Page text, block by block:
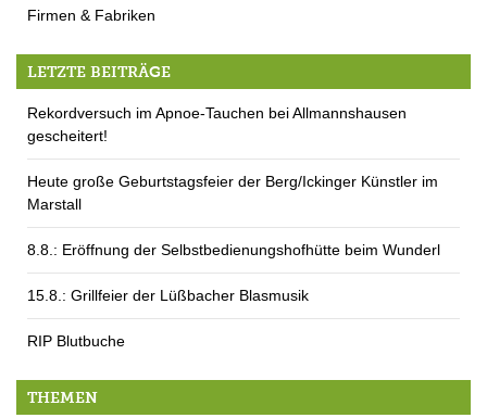
Firmen & Fabriken
LETZTE BEITRÄGE
Rekordversuch im Apnoe-Tauchen bei Allmannshausen
gescheitert!
Heute große Geburtstagsfeier der Berg/Ickinger Künstler im
Marstall
8.8.: Eröffnung der Selbstbedienungshofhütte beim Wunderl
15.8.: Grillfeier der Lüßbacher Blasmusik
RIP Blutbuche
THEMEN